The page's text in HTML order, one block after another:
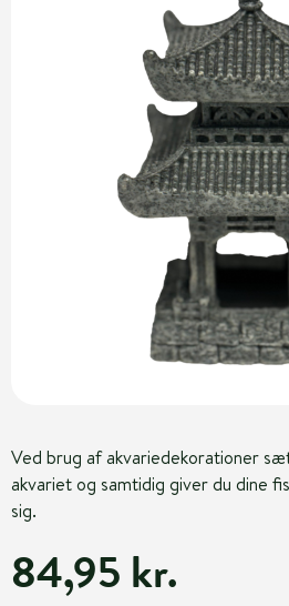
Ved brug af akvariedekorationer
akvariet og samtidig giver du dine
sig.
84,95 kr.